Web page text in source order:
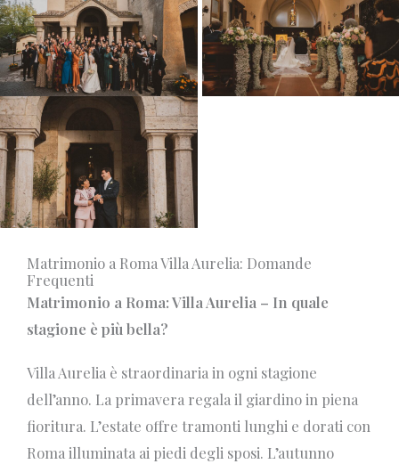
Matrimonio a Roma Villa Aurelia: Domande
Frequenti
Matrimonio a Roma: Villa Aurelia – In quale
stagione è più bella?
Villa Aurelia è straordinaria in ogni stagione
dell’anno. La primavera regala il giardino in piena
fioritura. L’estate offre tramonti lunghi e dorati con
Roma illuminata ai piedi degli sposi. L’autunno